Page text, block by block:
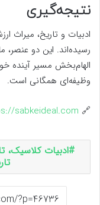
نتیجه‌گیری
ادبیات و تاریخ، میراث
رسیده‌اند. این دو عنصر،
الهام‌بخش مسیر آینده
وظیفه‌ای همگانی است.
🔗
sabkeideal.com
ادبیات کلاسیک،